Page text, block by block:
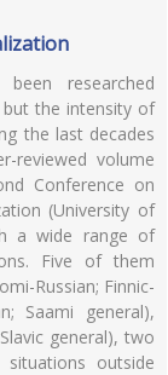
researched
the intensity of
the last decades
reviewed volume
Conference on
(University of
a wide range of
Five of them
Russian; Finnic-
Saami general),
general), two
situations outside